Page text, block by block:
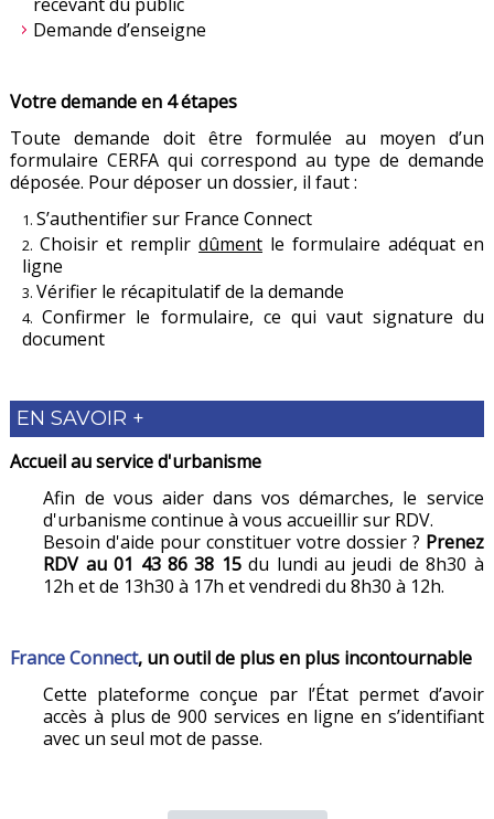
Demande d’enseigne
Votre demande en 4 étapes
Toute demande doit être formulée au moyen d’un
formulaire CERFA qui correspond au type de demande
déposée. Pour déposer un dossier, il faut :
S’authentifier sur France Connect
Choisir et remplirdûment le formulaire adéquat en
ligne
Vérifier le récapitulatif de la demande
Confirmer le formulaire, ce qui vaut signature du
document
EN SAVOIR +
Accueil au service d'urbanisme
Afin de vous aider dans vos démarches, le service
d'urbanisme continue à vous accueillir sur RDV.
Besoin d'aide pour constituer votre dossier ? Prenez
RDV au 01 43 86 38 15du lundi au jeudi de 8h30 à
12h et de 13h30 à 17h et vendredi du 8h30 à 12h.
France Connect, un outil de plus en plus incontournable
Cette plateforme conçue par l’État permet d’avoir
accès à plus de 900 services en ligne en s’identifiant
avec un seul mot de passe.